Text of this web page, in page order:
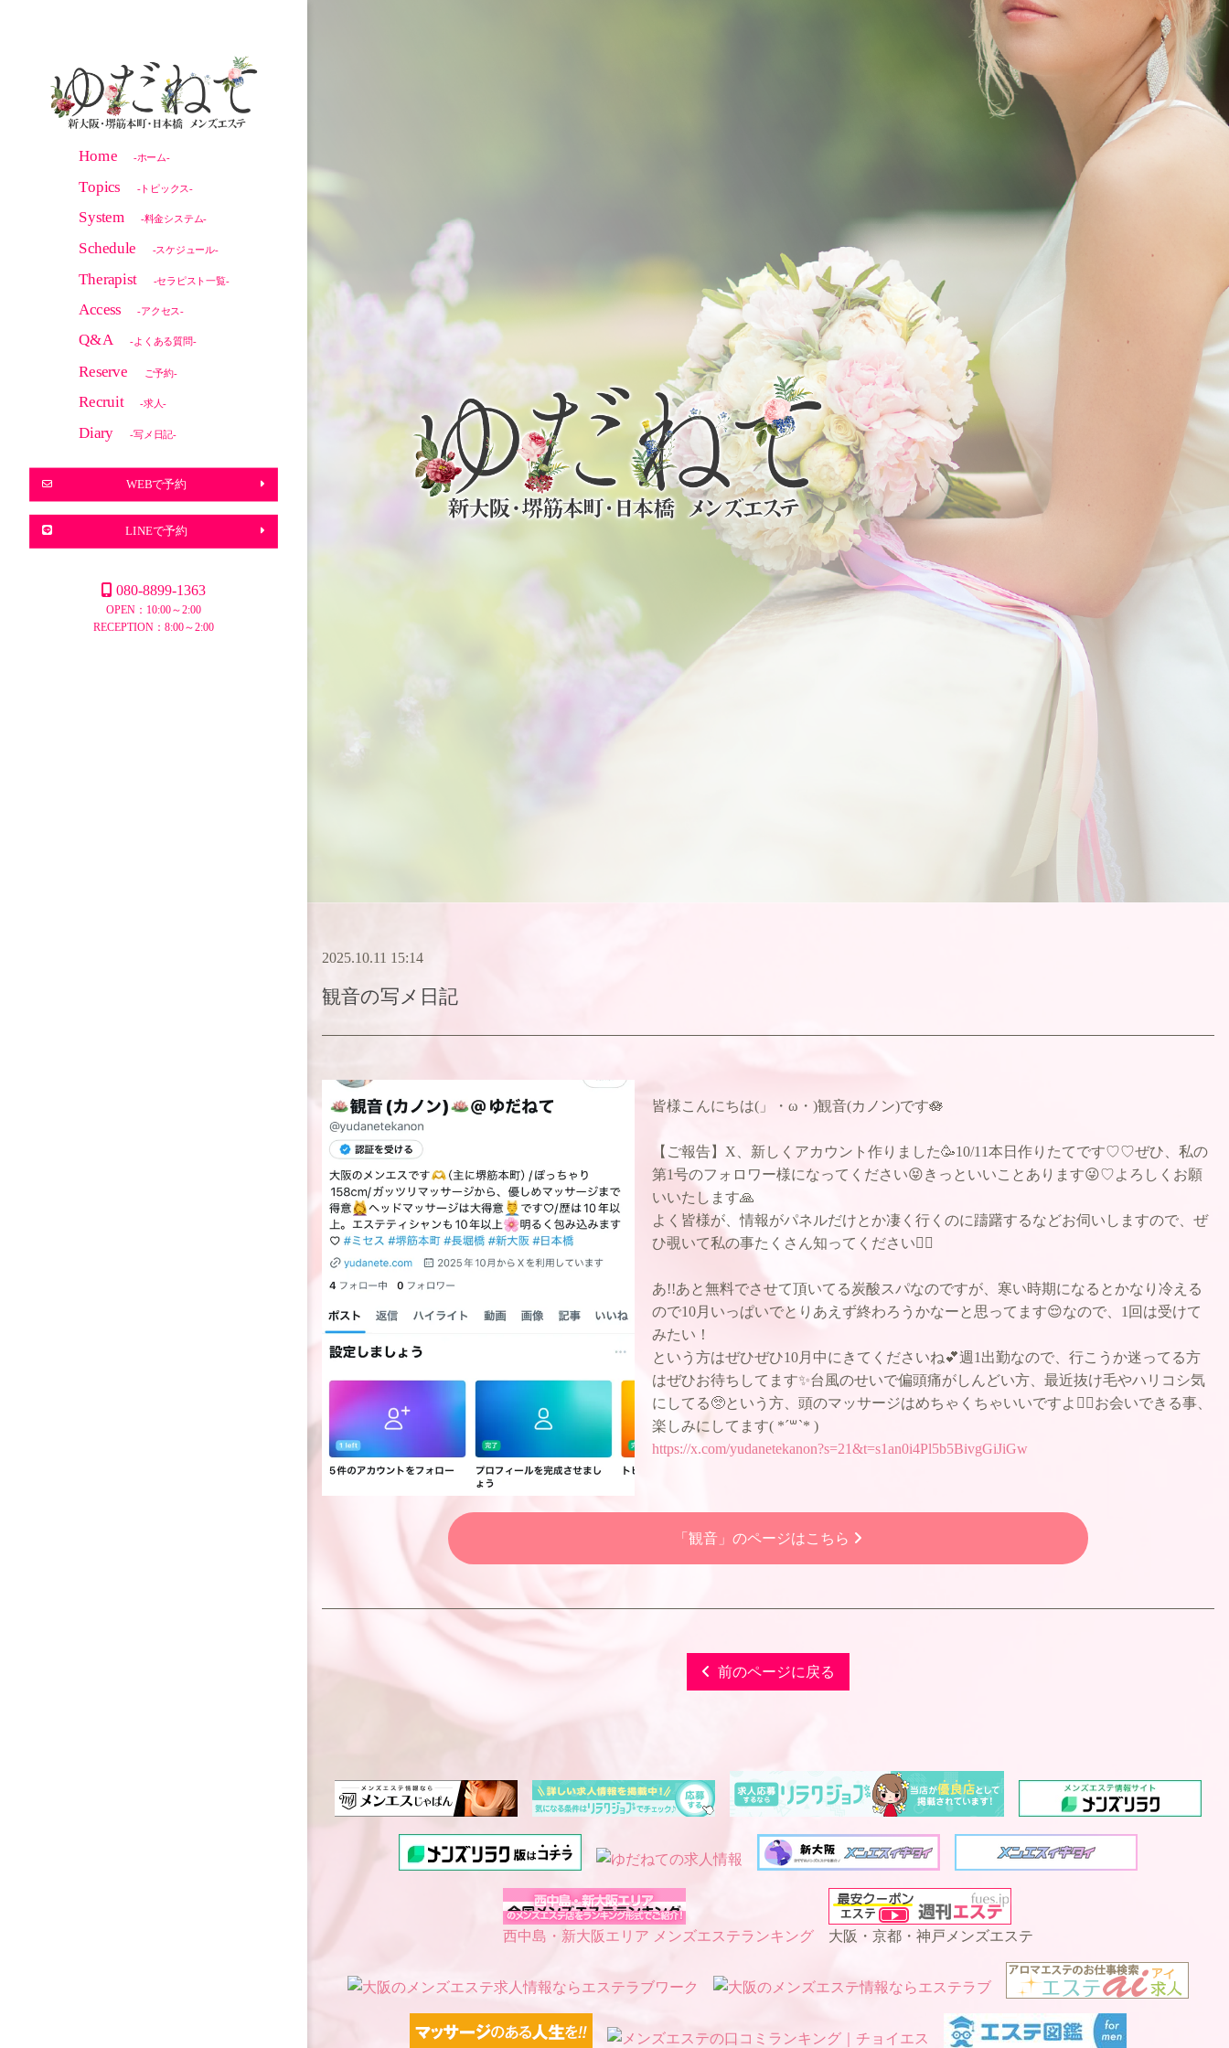
Home -ホーム-
Topics -トピックス-
System -料金システム-
Schedule -スケジュール-
Therapist -セラピスト一覧-
Access -アクセス-
Q&A -よくある質問-
Reserve ご予約-
Recruit -求人-
Diary -写メ日記-
WEBで予約
LINEで予約
080-8899-1363
OPEN：10:00～2:00
RECEPTION：8:00～2:00
2025.10.11 15:14
観音の写メ日記
皆様こんにちは(」・ω・)観音(カノン)です🪷
【ご報告】X、新しくアカウント作りました🥳10/11本日作りたてです♡♡ぜひ、私の
第1号のフォロワー様になってください😝きっといいことあります😜♡よろしくお願
いいたします🙏
よく皆様が、情報がパネルだけとか凄く行くのに躊躇するなどお伺いしますので、ぜ
ひ覗いて私の事たくさん知ってください🙇‍♀️
あ!!あと無料でさせて頂いてる炭酸スパなのですが、寒い時期になるとかなり冷える
ので10月いっぱいでとりあえず終わろうかなーと思ってます😌なので、1回は受けて
みたい！
という方はぜひぜひ10月中にきてくださいね💕︎週1出勤なので、行こうか迷ってる方
はぜひお待ちしてます✨台風のせいで偏頭痛がしんどい方、最近抜け毛やハリコシ気
にしてる🥺という方、頭のマッサージはめちゃくちゃいいですよ💆‍♀️お会いできる事、
楽しみにしてます( *´꒳`* )
https://x.com/yudanetekanon?s=21&t=s1an0i4Pl5b5BivgGiJiGw
「観音」のページはこちら
前のページに戻る
西中島・新大阪エリア メンズエステランキング 大阪・京都・神戸メンズエステ